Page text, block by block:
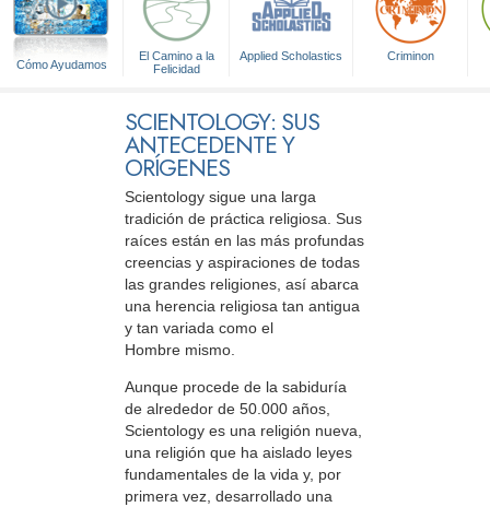
Cómo Ayudamos
El Camino a la
Felicidad
Applied Scholastics Criminon
SCIENTOLOGY: SUS
ANTECEDENTE Y
ORÍGENES
Scientology sigue una larga
tradición de práctica religiosa. Sus
raíces están en las más profundas
creencias y aspiraciones de todas
las grandes religiones, así abarca
una herencia religiosa tan antigua
y tan variada como el
Hombre mismo.
Aunque procede de la sabiduría
de alrededor de 50.000 años,
Scientology es una religión nueva,
una religión que ha aislado leyes
fundamentales de la vida y, por
primera vez, desarrollado una